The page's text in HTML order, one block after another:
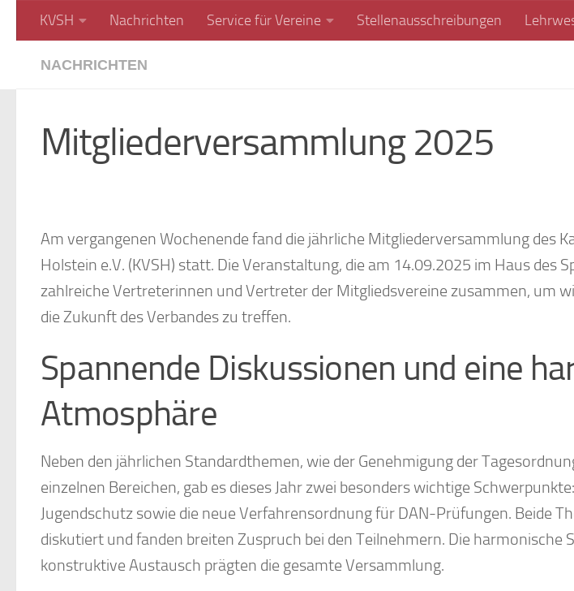
Unter dem Inhalt
KVSH Nachrichten Service für Vereine Stellenausschreibungen
NACHRICHTEN
Mitgliederversammlung 2025
Am vergangenen Wochenende fand die jährliche Mitgliederversammlung des
Holstein e.V. (KVSH) statt. Die Veranstaltung, die am 14.09.2025 im Haus des
zahlreiche Vertreterinnen und Vertreter der Mitgliedsvereine zusammen, um
die Zukunft des Verbandes zu treffen.
Spannende Diskussionen und eine
Atmosphäre
Neben den jährlichen Standardthemen, wie der Genehmigung der
einzelnen Bereichen, gab es dieses Jahr zwei besonders wichtige
Jugendschutz sowie die neue Verfahrensordnung für DAN-Prüfungen. Beide
diskutiert und fanden breiten Zuspruch bei den Teilnehmern. Die harmonische
konstruktive Austausch prägten die gesamte Versammlung.